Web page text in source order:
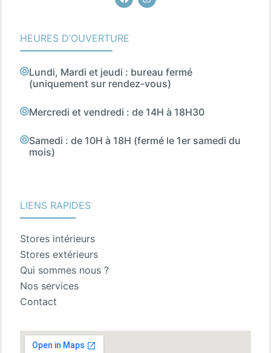
HEURES D’OUVERTURE
Lundi, Mardi et jeudi : bureau fermé
(uniquement sur rendez-vous)
Mercredi et vendredi : de 14H à 18H30
Samedi : de 10H à 18H (fermé le 1er samedi du
mois)
LIENS RAPIDES
Stores intérieurs
Stores extérieurs
Qui sommes nous ?
Nos services
Contact